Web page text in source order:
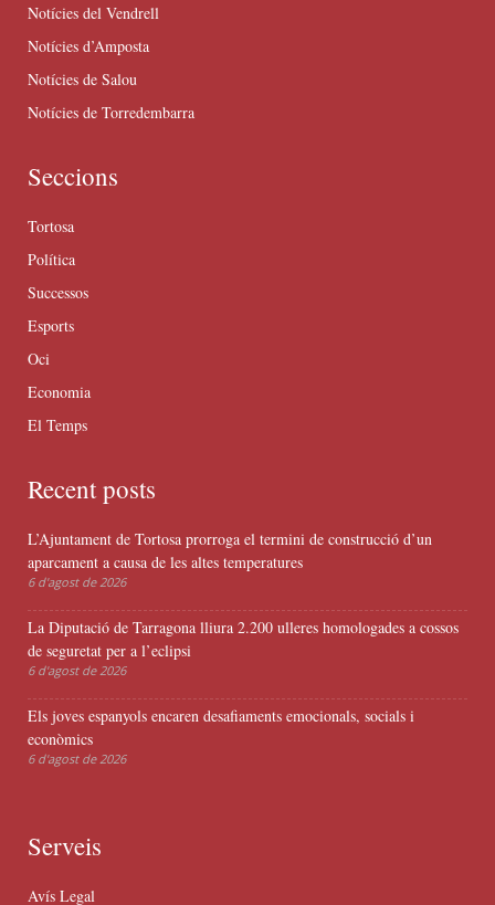
Notícies del Vendrell
Notícies d’Amposta
Notícies de Salou
Notícies de Torredembarra
Seccions
Tortosa
Política
Successos
Esports
Oci
Economia
El Temps
Recent posts
L’Ajuntament de Tortosa prorroga el termini de construcció d’un
aparcament a causa de les altes temperatures
6 d'agost de 2026
La Diputació de Tarragona lliura 2.200 ulleres homologades a cossos
de seguretat per a l’eclipsi
6 d'agost de 2026
Els joves espanyols encaren desafiaments emocionals, socials i
econòmics
6 d'agost de 2026
Serveis
Avís Legal